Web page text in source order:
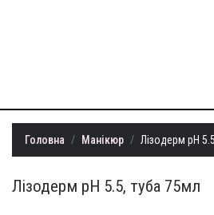
Головна Манікюр Лізодерм рН
Лізодерм рН 5.5, туба 75мл